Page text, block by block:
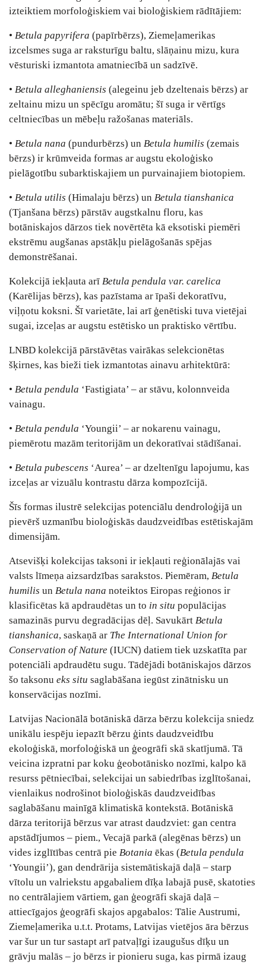
izteiktiem morfoloģiskiem vai bioloģiskiem rādītājiem:
• Betula papyrifera (papīrbērzs), Ziemeļamerikas
izcelsmes suga ar raksturīgu baltu, slāņainu mizu, kura
vēsturiski izmantota amatniecībā un sadzīvē.
• Betula alleghaniensis (alegeinu jeb dzeltenais bērzs) ar
zeltainu mizu un spēcīgu aromātu; šī suga ir vērtīgs
celtniecības un mēbeļu ražošanas materiāls.
• Betula nana (pundurbērzs) un Betula humilis (zemais
bērzs) ir krūmveida formas ar augstu ekoloģisko
pielāgotību subarktiskajiem un purvainajiem biotopiem.
• Betula utilis (Himalaju bērzs) un Betula tianshanica
(Tjanšana bērzs) pārstāv augstkalnu floru, kas
botāniskajos dārzos tiek novērtēta kā eksotiski piemēri
ekstrēmu augšanas apstākļu pielāgošanās spējas
demonstrēšanai.
Kolekcijā iekļauta arī Betula pendula var. carelica
(Karēlijas bērzs), kas pazīstama ar īpaši dekoratīvu,
viļņotu koksni. Šī varietāte, lai arī ģenētiski tuva vietējai
sugai, izceļas ar augstu estētisko un praktisko vērtību.
LNBD kolekcijā pārstāvētas vairākas selekcionētas
šķirnes, kas bieži tiek izmantotas ainavu arhitektūrā:
• Betula pendula ‘Fastigiata’ – ar stāvu, kolonnveida
vainagu.
• Betula pendula ‘Youngii’ – ar nokarenu vainagu,
piemērotu mazām teritorijām un dekoratīvai stādīšanai.
• Betula pubescens ‘Aurea’ – ar dzeltenīgu lapojumu, kas
izceļas ar vizuālu kontrastu dārza kompozīcijā.
Šīs formas ilustrē selekcijas potenciālu dendroloģijā un
pievērš uzmanību bioloģiskās daudzveidības estētiskajām
dimensijām.
Atsevišķi kolekcijas taksoni ir iekļauti reģionālajās vai
valsts līmeņa aizsardzības sarakstos. Piemēram, Betula
humilis un Betula nana noteiktos Eiropas reģionos ir
klasificētas kā apdraudētas un to in situ populācijas
samazinās purvu degradācijas dēļ. Savukārt Betula
tianshanica, saskaņā ar The International Union for
Conservation of Nature (IUCN) datiem tiek uzskatīta par
potenciāli apdraudētu sugu. Tādējādi botāniskajos dārzos
šo taksonu eks situ saglabāšana iegūst zinātnisku un
konservācijas nozīmi.
Latvijas Nacionālā botāniskā dārza bērzu kolekcija sniedz
unikālu iespēju iepazīt bērzu ģints daudzveidību
ekoloģiskā, morfoloģiskā un ģeogrāfi skā skatījumā. Tā
veicina izpratni par koku ģeobotānisko nozīmi, kalpo kā
resurss pētniecībai, selekcijai un sabiedrības izglītošanai,
vienlaikus nodrošinot bioloģiskās daudzveidības
saglabāšanu mainīgā klimatiskā kontekstā. Botāniskā
dārza teritorijā bērzus var atrast daudzviet: gan centra
apstādījumos – piem., Vecajā parkā (alegēnas bērzs) un
vides izglītības centrā pie Botania ēkas (Betula pendula
‘Youngii’), gan dendrārija sistemātiskajā daļā – starp
vītolu un valriekstu apgabaliem dīķa labajā pusē, skatoties
no centrālajiem vārtiem, gan ģeogrāfi skajā daļā –
attiecīgajos ģeogrāfi skajos apgabalos: Tālie Austrumi,
Ziemeļamerika u.t.t. Protams, Latvijas vietējos āra bērzus
var šur un tur sastapt arī patvaļīgi izaugušus dīķu un
grāvju malās – jo bērzs ir pionieru suga, kas pirmā izaug